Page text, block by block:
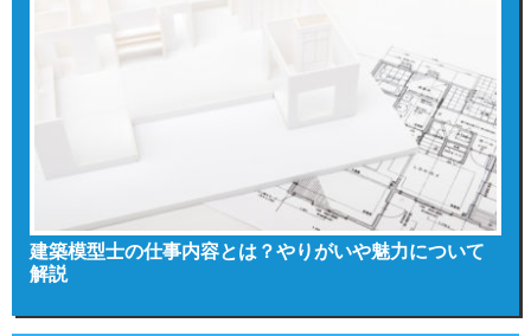
建築模型士の仕事内容とは？やりがいや魅力について
解説